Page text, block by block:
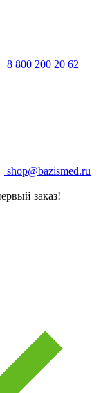
8 800 200 20 62
shop@bazismed.ru
заказ!